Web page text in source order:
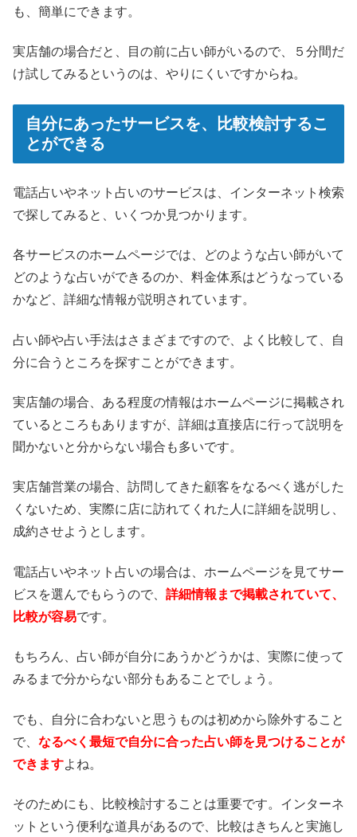
も、簡単にできます。
実店舗の場合だと、目の前に占い師がいるので、５分間だ
け試してみるというのは、やりにくいですからね。
自分にあったサービスを、比較検討するこ
とができる
電話占いやネット占いのサービスは、インターネット検索
で探してみると、いくつか見つかります。
各サービスのホームページでは、どのような占い師がいて
どのような占いができるのか、料金体系はどうなっている
かなど、詳細な情報が説明されています。
占い師や占い手法はさまざまですので、よく比較して、自
分に合うところを探すことができます。
実店舗の場合、ある程度の情報はホームページに掲載され
ているところもありますが、詳細は直接店に行って説明を
聞かないと分からない場合も多いです。
実店舗営業の場合、訪問してきた顧客をなるべく逃がした
くないため、実際に店に訪れてくれた人に詳細を説明し、
成約させようとします。
電話占いやネット占いの場合は、ホームページを見てサー
ビスを選んでもらうので、 詳細情報まで掲載されていて、
比較が容易です。
もちろん、占い師が自分にあうかどうかは、実際に使って
みるまで分からない部分もあることでしょう。
でも、自分に合わないと思うものは初めから除外すること
で、 なるべく最短で自分に合った占い師を見つけることが
できますよね。
そのためにも、比較検討することは重要です。インターネ
ットという便利な道具があるので、比較はきちんと実施し